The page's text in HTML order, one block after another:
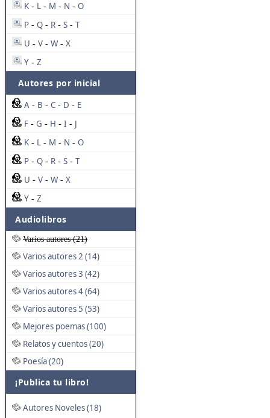
K - L - M - N - O
P - Q - R - S - T
U - V - W - X
Y - Z
Autores por inicial
A - B - C - D - E
F - G - H - I - J
K - L - M - N - O
P - Q - R - S - T
U - V - W - X
Y - Z
Audiolibros
Varios autores (21)
Varios autores 2 (14)
Varios autores 3 (42)
Varios autores 4 (64)
Varios autores 5 (53)
Mejores poemas (100)
Relatos y cuentos (20)
Poesía (20)
¡Publica tu libro!
Autores Noveles (18)